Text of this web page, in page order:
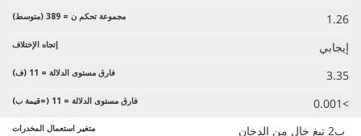
1.26
إيجابي
3.35
>0.001
ب2 تبغ خالٍ من الدخان